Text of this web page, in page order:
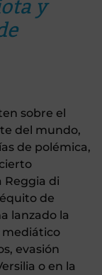
sobre el
del mundo,
de polémica,
Reggia di
de
lanzado la
evasión
o en la